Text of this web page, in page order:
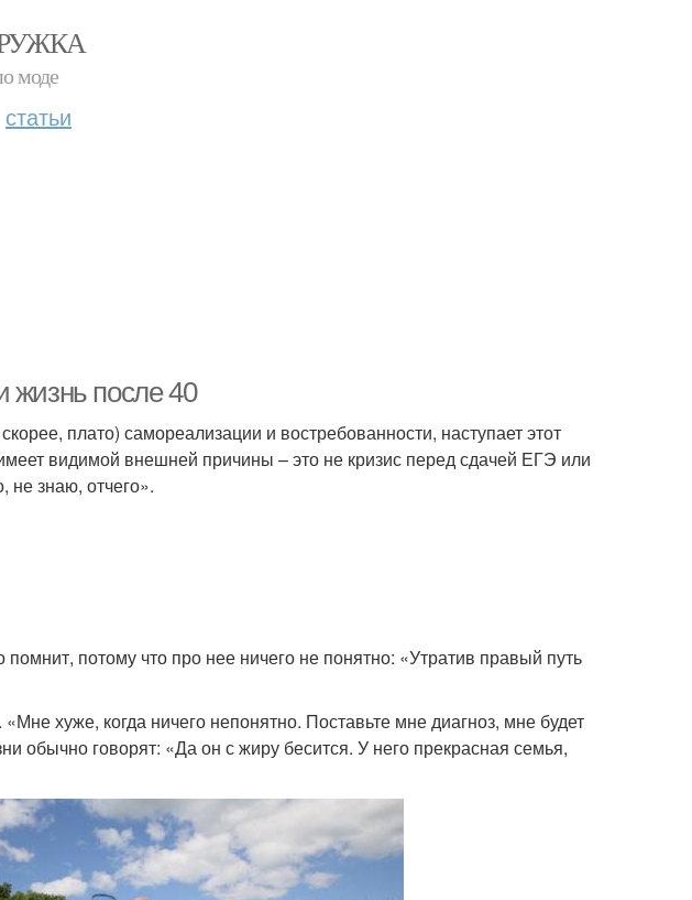
моде
статьи
жизнь после 40
плато) самореализации и востребованности, наступает этот
видимой внешней причины – это не кризис перед сдачей ЕГЭ или
не знаю, отчего».
потому что про нее ничего не понятно: «Утратив правый путь
хуже, когда ничего непонятно. Поставьте мне диагноз, мне будет
обычно говорят: «Да он с жиру бесится. У него прекрасная семья,